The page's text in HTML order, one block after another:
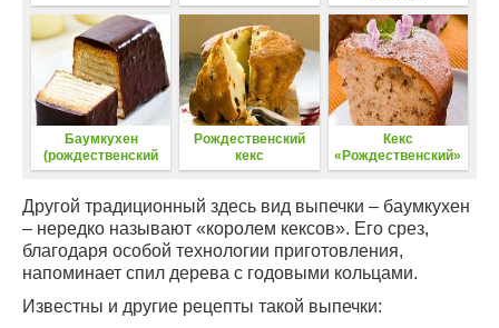
Баумкухен
(рождественский
кекс по-немецки)
Рождественский
кекс
Кекс
«Рождественский»
Другой традиционный здесь вид выпечки – баумкухен
– нередко называют «королем кексов». Его срез,
благодаря особой технологии приготовления,
напоминает спил дерева с годовыми кольцами.
Известны и другие рецепты такой выпечки: